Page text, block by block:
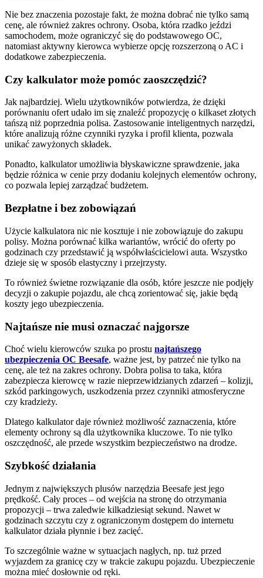
Nie bez znaczenia pozostaje fakt, że można dobrać nie tylko samą
cenę, ale również zakres ochrony. Osoba, która rzadko jeździ
samochodem, może ograniczyć się do podstawowego OC,
natomiast aktywny kierowca wybierze opcję rozszerzoną o AC i
dodatkowe zabezpieczenia.
Czy kalkulator może pomóc zaoszczędzić?
Jak najbardziej. Wielu użytkowników potwierdza, że dzięki
porównaniu ofert udało im się znaleźć propozycję o kilkaset złotych
tańszą niż poprzednia polisa. Zastosowanie inteligentnych narzędzi,
które analizują różne czynniki ryzyka i profil klienta, pozwala
unikać zawyżonych składek.
Ponadto, kalkulator umożliwia błyskawiczne sprawdzenie, jaka
będzie różnica w cenie przy dodaniu kolejnych elementów ochrony,
co pozwala lepiej zarządzać budżetem.
Bezpłatne i bez zobowiązań
Użycie kalkulatora nic nie kosztuje i nie zobowiązuje do zakupu
polisy. Można porównać kilka wariantów, wrócić do oferty po
godzinach czy przedstawić ją współwłaścicielowi auta. Wszystko
dzieje się w sposób elastyczny i przejrzysty.
To również świetne rozwiązanie dla osób, które jeszcze nie podjęły
decyzji o zakupie pojazdu, ale chcą zorientować się, jakie będą
koszty jego ubezpieczenia.
Najtańsze nie musi oznaczać najgorsze
Choć wielu kierowców szuka po prostu najtańszego
ubezpieczenia OC Beesafe, ważne jest, by patrzeć nie tylko na
cenę, ale też na zakres ochrony. Dobra polisa to taka, która
zabezpiecza kierowcę w razie nieprzewidzianych zdarzeń – kolizji,
szkód parkingowych, uszkodzenia przez czynniki atmosferyczne
czy kradzieży.
Dlatego kalkulator daje również możliwość zaznaczenia, które
elementy ochrony są dla użytkownika kluczowe. To nie tylko
oszczędność, ale przede wszystkim bezpieczeństwo na drodze.
Szybkość działania
Jednym z największych plusów narzędzia Beesafe jest jego
prędkość. Cały proces – od wejścia na stronę do otrzymania
propozycji – trwa zaledwie kilkadziesiąt sekund. Nawet w
godzinach szczytu czy z ograniczonym dostępem do internetu
kalkulator działa płynnie i bez zacięć.
To szczególnie ważne w sytuacjach nagłych, np. tuż przed
wyjazdem za granicę czy w trakcie zakupu pojazdu. Ubezpieczenie
można mieć dosłownie od ręki.